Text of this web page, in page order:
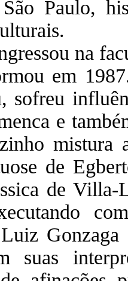
Paulo,
na
em
sofreu
e
mistura
de
de
suas